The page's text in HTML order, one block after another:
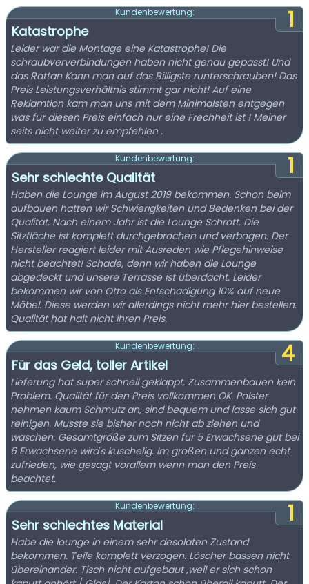
1
Kundenbewertung:
Katastrophe
Leider war die Montage eine Katastrophe! Die
schraubververbindungen haben nicht genau gepasst! Und
das Rattan Kann man auf das Billigste runterschrauben! Das
Preis Leistungsverhältnis stimmt gar nicht! Auf eine
Reklamtion kam man uns mit dem Minimalsten entgegen
was für diesen Preis einfach nur eine Frechheit ist ! Meiner
seits nicht weiter zu empfehlen .
1
Kundenbewertung:
Sehr schlechte Qualität
Haben die Lounge im August 2019 bekommen. Schon beim
aufbauen hatten wir Schwierigkeiten und Bedenken bei der
Qualität. Nach einem Jahr ist die Lounge Schrott. Die
Sitzfläche ist komplett durchgebrochen und verbogen. Der
Hersteller reagiert leider mit Ausreden wie Pflegehinweise
nicht beachtet! Schade, denn wir haben die Lounge
abgedeckt und unsere Terrasse ist überdacht. Leider
bekommen wir von Otto als Entschädigung 10% auf neue
Möbel. Diese werden wir allerdings nicht mehr hier bestellen.
Qualität hat halt nicht ihren Preis.
4
Kundenbewertung:
Für das Geld, toller Artikel
Lieferung hat super schnell geklappt. Zusammenbauen kein
Problem. Qualität für den Preis vollkommen OK. Polster
nehmen kaum Schmutz an, sind bequem und lasse sich gut
reinigen. Musste sie bisher noch nicht ab ziehen und
waschen. Gesamtgröße zum Sitzen für 5 Erwachsene gut bei
6 Erwachsene wird's kuschelig. Im großen und ganzen echt
zufrieden, wie gesagt vorallem wenn man den Preis
beachtet.
1
Kundenbewertung:
Sehr schlechtes Material
Habe die lounge in einem sehr desolaten Zustand
bekommen. Teile komplett verzogen. Löscher bassen nicht
übereinander. Tisch nicht aufgebaut ,weil er sich schon